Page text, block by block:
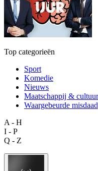
Top categorieën
Sport
Komedie
Nieuws
Maatschappij & cultuur
Waargebeurde misdaad
A - H
I - P
Q - Z